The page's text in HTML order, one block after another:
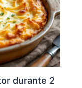
durante 2